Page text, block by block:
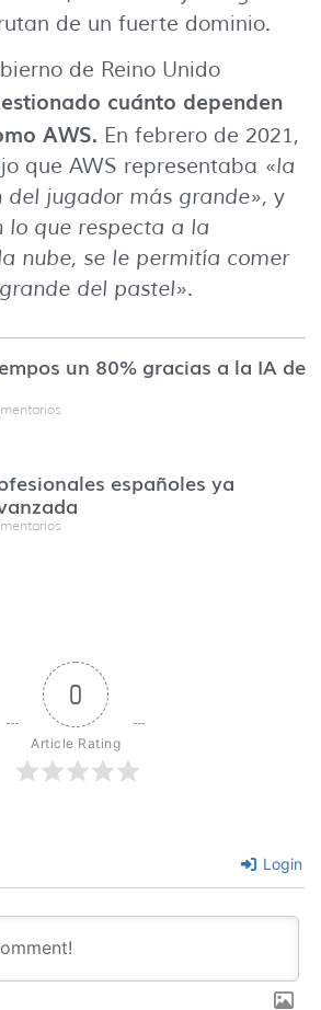
de un fuerte dominio.
de Reino Unido
cuánto dependen
AWS. En febrero de 2021,
que AWS representaba «la
jugador más grande», y
lo que respecta a la
nube, se le permitía comer
del pastel».
un 80% gracias a la IA de
españoles ya
0
Article Rating
Login